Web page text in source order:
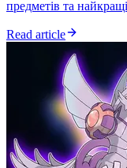
предметів та
Read article